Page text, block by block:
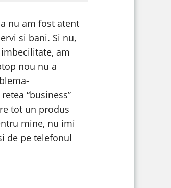
nu am fost atent
si bani. Si nu,
am
nou nu a
“business”
tot un produs
mine, nu imi
de pe telefonul